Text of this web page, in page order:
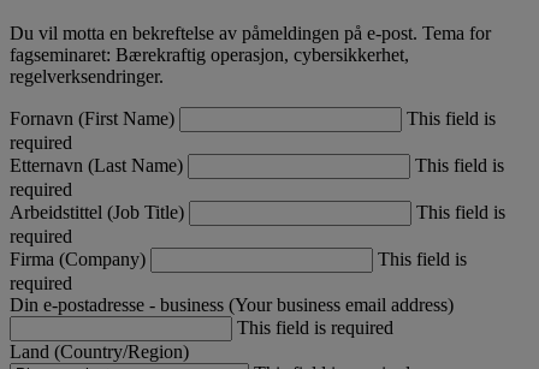
Du vil motta en bekreftelse av påmeldingen på e-post. Tema for
fagseminaret: Bærekraftig operasjon, cybersikkerhet,
regelverksendringer.
Fornavn (First Name)
This field is
required
Etternavn (Last Name)
This field is
required
Arbeidstittel (Job Title)
This field is
required
Firma (Company)
This field is
required
Din e-postadresse - business (Your business email address)
This field is required
Land (Country/Region)